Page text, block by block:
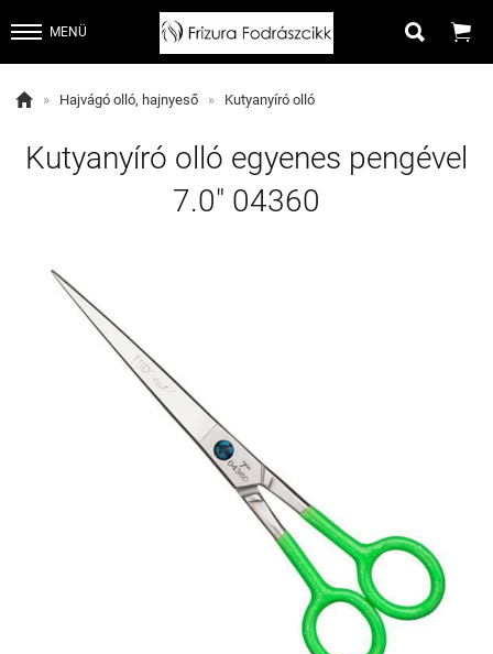
MENÜ  
 » Hajvágó olló, hajnyeső » Kutyanyíró olló
Kutyanyíró olló egyenes pengével
7.0" 04360